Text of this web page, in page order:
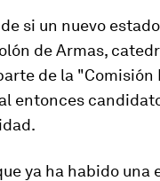
si un nuevo
de Armas,
de la "Comisión
entonces
ya ha habido una